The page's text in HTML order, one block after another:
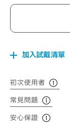
加入試戴清單
初次使用者
常見問題
安心保證